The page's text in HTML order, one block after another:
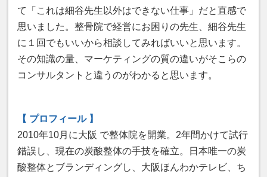
て「これは細谷先生以外はできない仕事」だと直感で
思いました。整骨院で経営にお困りの先生、細谷先生
に１回でもいいから相談してみればいいと思います。
その知識の量、マーケティングの質の違いがそこらの
コンサルタントと違うのがわかると思います。
【 プロフィール 】
2010年10月に大阪 で整体院を開業。2年間かけて試行
錯誤し、現在の炭酸整体の手技を確立。日本唯一の炭
酸整体とブランディングし、大阪ほんわかテレビ、ち